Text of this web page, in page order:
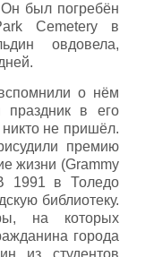
Он был погребён
Cemetery в
овдовела,
о нём
в его
не пришёл.
премию
жизни (Grammy
1991 в Толедо
библиотеку.
на которых
города